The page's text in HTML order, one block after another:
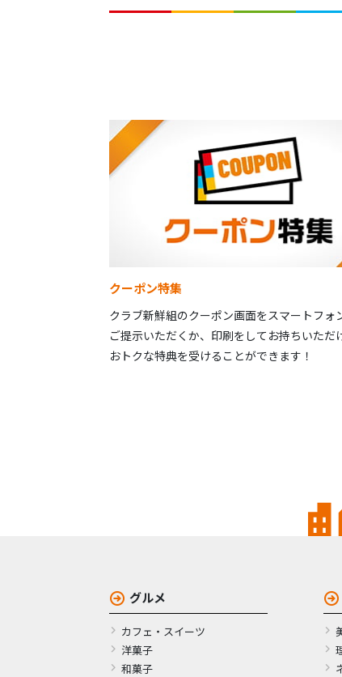
クーポン特集
クラブ新鮮組のクーポン画面をスマートフォ
ご提示いただくか、印刷をしてお持ちいただ
おトクな特典を受けることができます！
グルメ
カフェ・スイーツ
洋菓子
和菓子